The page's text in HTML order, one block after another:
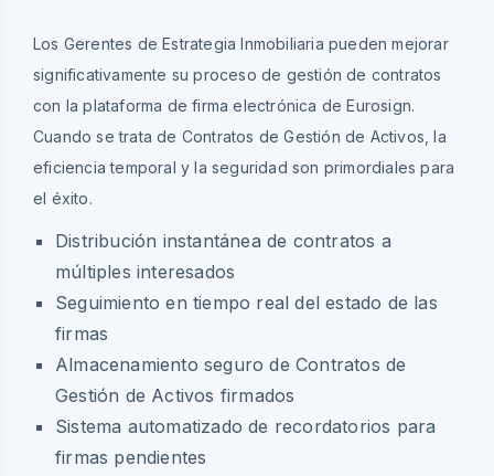
Los Gerentes de Estrategia Inmobiliaria pueden mejorar
significativamente su proceso de gestión de contratos
con la plataforma de firma electrónica de Eurosign.
Cuando se trata de Contratos de Gestión de Activos, la
eficiencia temporal y la seguridad son primordiales para
el éxito.
Distribución instantánea de contratos a
múltiples interesados
Seguimiento en tiempo real del estado de las
firmas
Almacenamiento seguro de Contratos de
Gestión de Activos firmados
Sistema automatizado de recordatorios para
firmas pendientes